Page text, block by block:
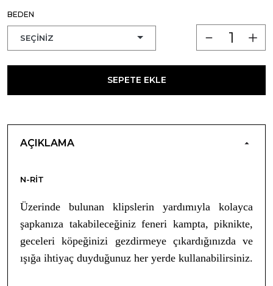
BEDEN
SEPETE EKLE
AÇIKLAMA
N-RIT
Üzerinde bulunan klipslerin yardımıyla kolayca
şapkanıza takabileceğiniz feneri kampta, piknikte,
geceleri köpeğinizi gezdirmeye çıkardığınızda ve
ışığa ihtiyaç duyduğunuz her yerde kullanabilirsiniz.